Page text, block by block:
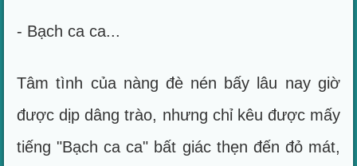
- Bạch ca ca...
Tâm tình của nàng đè nén bấy lâu nay giờ
được dịp dâng trào, nhưng chỉ kêu được mấy
tiếng "Bạch ca ca" bất giác thẹn đến đỏ mát,